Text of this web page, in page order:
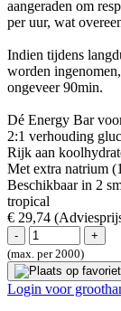
aangeraden om
per uur, wat
Indien tijdens
worden
ongeveer 90min.
Dé Energy Bar
2:1 verhouding
Rijk aan
Met extra natrium
Beschikbaar in 2
tropical
€ 29,74
(max. per 2000)
Login voor